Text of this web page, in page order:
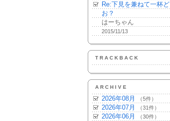
Re:下見を兼ねて一杯ど
お？
はーちゃん
2015/11/13
TRACKBACK
ARCHIVE
2026年08月 （5件）
2026年07月 （31件）
2026年06月 （30件）